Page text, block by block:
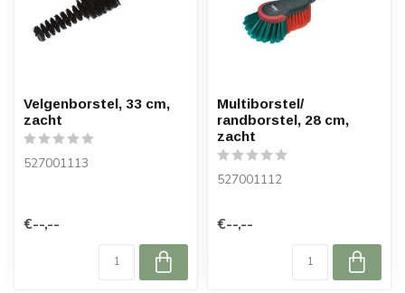
Velgenborstel, 33 cm,
zacht
527001113
€--,--
Multiborstel/
randborstel, 28 cm,
zacht
527001112
€--,--